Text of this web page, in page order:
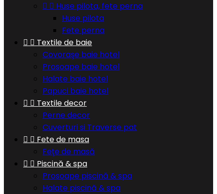
  Huse pilota, fete perna
Huse pilota
Fete perna
  Textile de baie
Covoraşe baie hotel
Prosoape baie hotel
Halate baie hotel
Papuci baie hotel
  Textile decor
Perne decor
Cuverturi si Traverse pat
  Fete de masa
Feţe de masă
  Piscină & spa
Prosoape piscină & spa
Halate piscină & spa